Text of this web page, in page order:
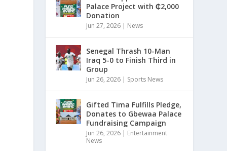
Palace Project with ₵2,000
Donation
Jun 27, 2026 | News
Senegal Thrash 10-Man
Iraq 5-0 to Finish Third in
Group
Jun 26, 2026 | Sports News
Gifted Tima Fulfills Pledge,
Donates to Gbewaa Palace
Fundraising Campaign
Jun 26, 2026 | Entertainment
News